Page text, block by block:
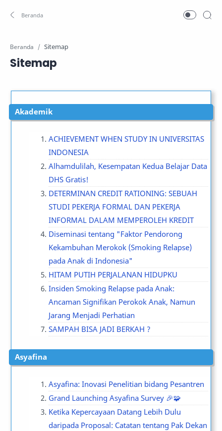
Beranda
Sitemap
Akademik
ACHIEVEMENT WHEN STUDY IN UNIVERSITAS
INDONESIA
Alhamdulilah, Kesempatan Kedua Belajar Data
DHS Gratis!
DETERMINAN CREDIT RATIONING: SEBUAH
STUDI PEKERJA FORMAL DAN PEKERJA
INFORMAL DALAM MEMPEROLEH KREDIT
Diseminasi tentang "Faktor Pendorong
Kekambuhan Merokok (Smoking Relapse)
pada Anak di Indonesia"
HITAM PUTIH PERJALANAN HIDUPKU
Insiden Smoking Relapse pada Anak:
Ancaman Signifikan Perokok Anak, Namun
Jarang Menjadi Perhatian
SAMPAH BISA JADI BERKAH ?
Asyafina
Asyafina: Inovasi Penelitian bidang Pesantren
Grand Launching Asyafina Survey 🎉🧩
Ketika Kepercayaan Datang Lebih Dulu
daripada Proposal: Catatan tentang Pak Dekan